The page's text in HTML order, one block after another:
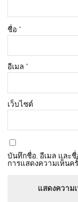
ชื่อ *
อีเมล *
เว็บไซต์
บันทึกชื่อ, อีเมล และ
การแสดงความเห็นค